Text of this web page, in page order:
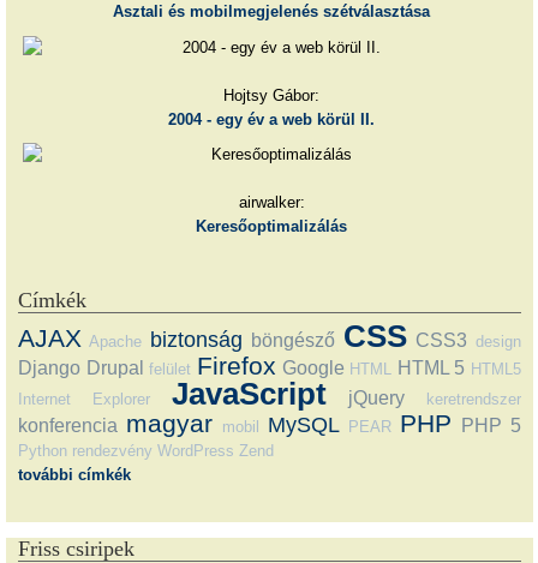
Asztali és mobilmegjelenés szétválasztása
Hojtsy Gábor:
2004 - egy év a web körül II.
airwalker:
Keresőoptimalizálás
Címkék
AJAX Apache biztonság böngésző CSS CSS3 design
Django Drupal felület Firefox Google HTML HTML 5 HTML5
Internet Explorer
JavaScript jQuery keretrendszer
konferencia magyar mobil MySQL PEAR PHP PHP 5
Python rendezvény WordPress Zend
további címkék
Friss csiripek